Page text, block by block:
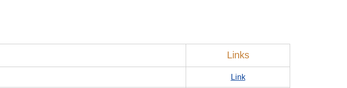
Links
Link